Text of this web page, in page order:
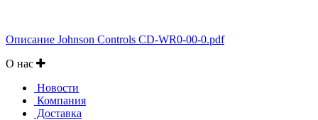
Описание Johnson Controls CD-WR0-00-0.pdf
О нас
Новости
Компания
Доставка